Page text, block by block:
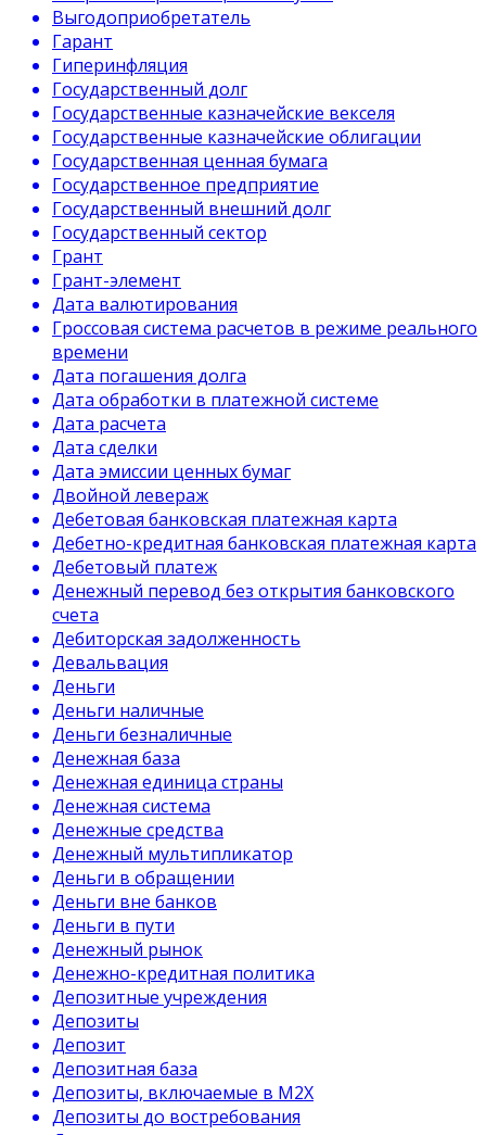
Выгодоприобретатель
Гарант
Гиперинфляция
Государственный долг
Государственные казначейские векселя
Государственные казначейские облигации
Государственная ценная бумага
Государственное предприятие
Государственный внешний долг
Государственный сектор
Грант
Грант-элемент
Дата валютирования
Гроссовая система расчетов в режиме реального
времени
Дата погашения долга
Дата обработки в платежной системе
Дата расчета
Дата сделки
Дата эмиссии ценных бумаг
Двойной левераж
Дебетовая банковская платежная карта
Дебетно-кредитная банковская платежная карта
Дебетовый платеж
Денежный перевод без открытия банковского
счета
Дебиторская задолженность
Девальвация
Деньги
Деньги наличные
Деньги безналичные
Денежная база
Денежная единица страны
Денежная система
Денежные средства
Денежный мультипликатор
Деньги в обращении
Деньги вне банков
Деньги в пути
Денежный рынок
Денежно-кредитная политика
Депозитные учреждения
Депозиты
Депозит
Депозитная база
Депозиты, включаемые в М2Х
Депозиты до востребования